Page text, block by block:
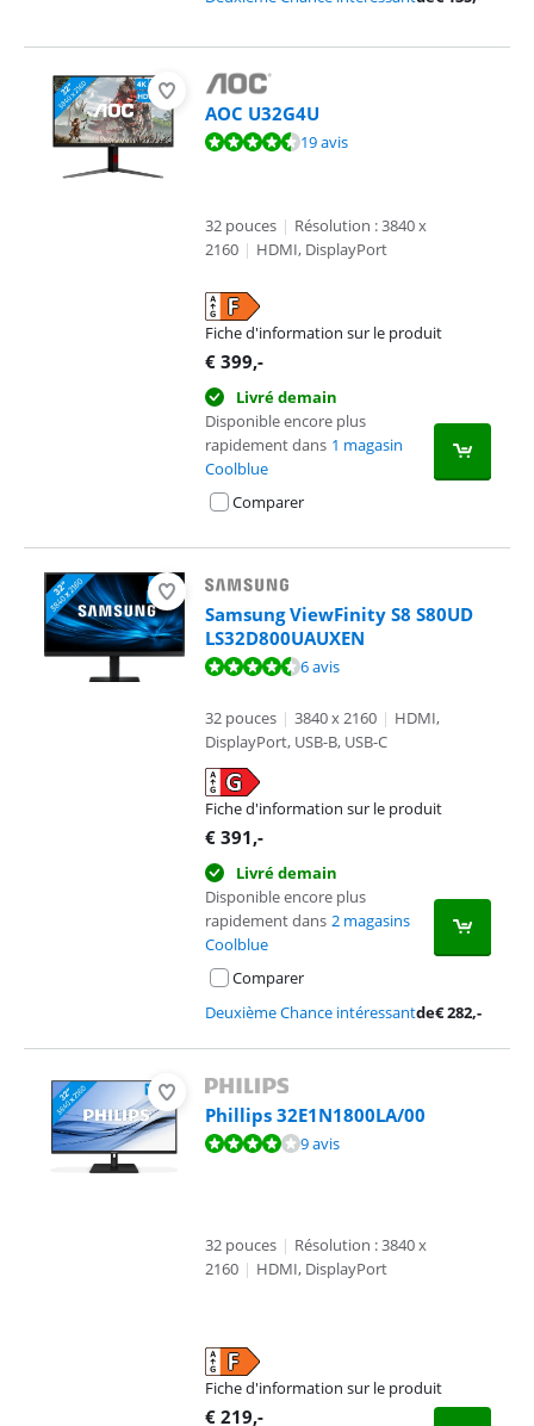
AOC U32G4U
La note est de 9,2 sur 10, basée sur 19 avis.19 avis
32 pouces | Résolution : 3840 x
2160 | HDMI, DisplayPort
Fiche d'information sur le produit
s'ouvre dans un nouvel onglet
€ 399,-
Livré demain
Disponible encore plus
rapidement dans 1 magasin
Coolblue
Comparer
Samsung ViewFinity S8 S80UD
LS32D800UAUXEN
La note est de 8,7 sur 10, basée sur 6 avis.6 avis
32 pouces | 3840 x 2160 | HDMI,
DisplayPort, USB-B, USB-C
Fiche d'information sur le produit
s'ouvre dans un nouvel onglet
€ 391,-
Livré demain
Disponible encore plus
rapidement dans 2 magasins
Coolblue
Comparer
Deuxième Chance intéressantde€282,-
Phillips 32E1N1800LA/00
La note est de 8,0 sur 10, basée sur 9 avis.9 avis
32 pouces | Résolution : 3840 x
2160 | HDMI, DisplayPort
Fiche d'information sur le produit
s'ouvre dans un nouvel onglet
€ 219,-